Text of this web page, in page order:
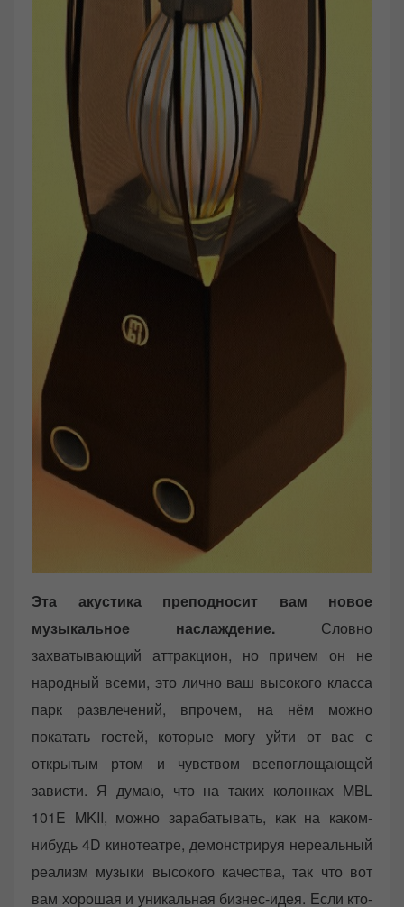
Эта акустика преподносит вам новое
музыкальное наслаждение. Словно
захватывающий аттракцион, но причем он не
народный всеми, это лично ваш высокого класса
парк развлечений, впрочем, на нём можно
покатать гостей, которые могу уйти от вас с
открытым ртом и чувством всепоглощающей
зависти. Я думаю, что на таких колонках MBL
101E MKII, можно зарабатывать, как на каком-
нибудь 4D кинотеатре, демонстрируя нереальный
реализм музыки высокого качества, так что вот
вам хорошая и уникальная бизнес-идея. Если кто-